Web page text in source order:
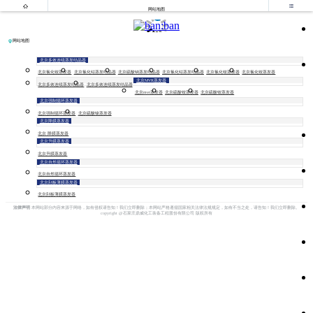

网站地图

网站地图
北京多效连续蒸发结晶器
北京氯化铵蒸发器 北京氯化钴蒸发结晶器 北京硫酸钠蒸发结晶器 北京氯化钴蒸发结晶器 北京氯化铵蒸发器 北京氯化铵蒸发器
北京多效连续蒸发结晶器 北京多效连续蒸发结晶器
北京MVR蒸发器
北京mvr蒸发器 北京硫酸铵蒸发器 北京硫酸铵蒸发器
北京强制循环蒸发器
北京强制循环蒸发器
北京硫酸镍蒸发器
北京降膜蒸发器
北京 降膜蒸发器
北京升膜蒸发器
北京升膜蒸发器
北京自然循环蒸发器
北京自然循环蒸发器
北京刮板薄膜蒸发器
北京刮板薄膜蒸发器
法律声明 本网站部分内容来源于网络，如有侵权请告知！我们立即删除；本网站严格遵循国家相关法律法规规定，如有不当之处，请告知！我们立即删除。
copyright @石家庄鼎威化工装备工程股份有限公司 版权所有